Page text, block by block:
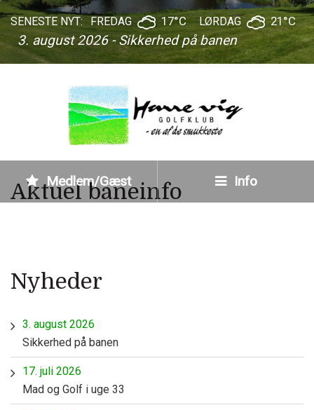
SENESTE NYT:
3. august 2026 - Sikkerhed på banen
FREDAG 17°C LØRDAG 21°C
Medlem/Gæst Info
Aktuel baneinfo
Nyheder
3. august 2026
Sikkerhed på banen
17. juli 2026
Mad og Golf i uge 33